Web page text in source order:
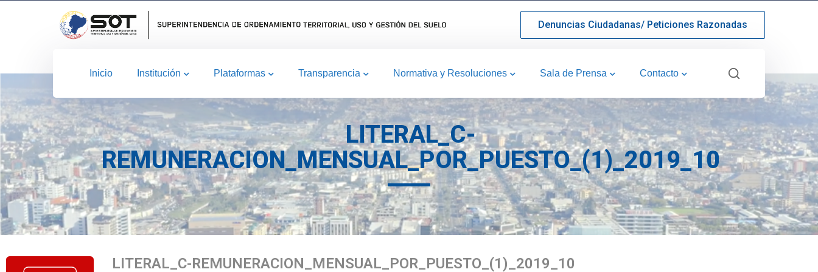
Denuncias Ciudadanas/ Peticiones Razonadas
Inicio Institución Plataformas Transparencia Normativa y Resoluciones Sala de Prensa Contacto
LITERAL_C-
REMUNERACION_MENSUAL_POR_PUESTO_(1)_2019_10
LITERAL_C-REMUNERACION_MENSUAL_POR_PUESTO_(1)_2019_10